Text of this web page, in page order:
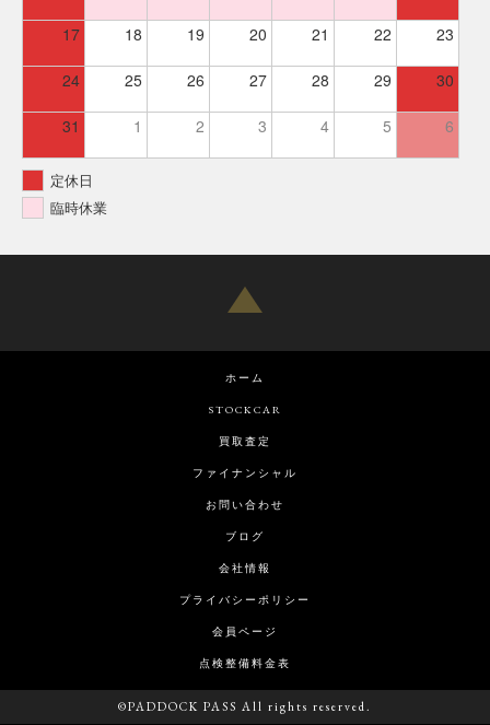
17 18 19 20 21 22 23
24 25 26 27 28 29 30
31 1 2 3 4 5 6
定休日
臨時休業
ホーム
STOCKCAR
買取査定
ファイナンシャル
お問い合わせ
ブログ
会社情報
プライバシーポリシー
会員ページ
点検整備料金表
©PADDOCK PASS All rights reserved.